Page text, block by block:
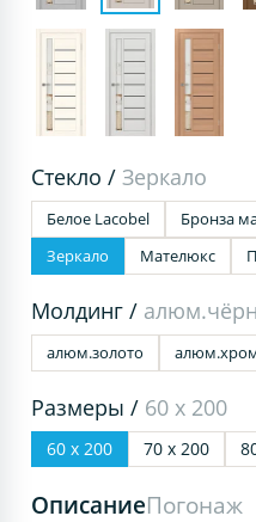
Стекло /Зеркало
Белое Lacobel Бронза
Зеркало
Мателюкс
Молдинг /
алюм.золото
Размеры / 60 х 200
60 х 200 70 х 200
ОписаниеПогонаж